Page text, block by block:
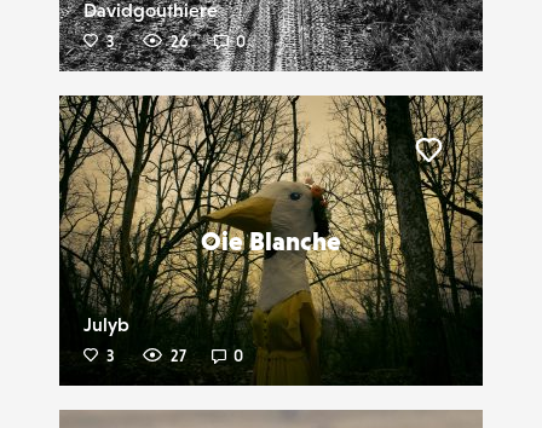
Davidgouthiere
3 26 0
Oie Blanche
Julyb
3 27 0
Liker